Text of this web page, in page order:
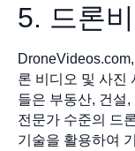
5. 드론
론 비디오 및 사진
들은 부동산, 건설
전문가 수준의 드
기술을 활용하여